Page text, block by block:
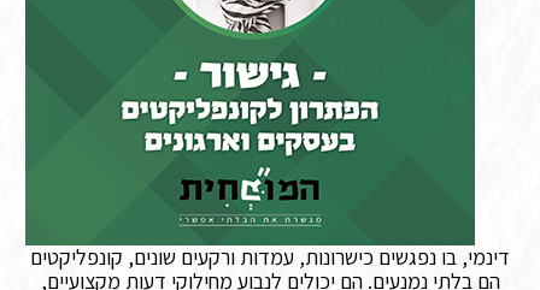
דינמי, בו נפגשים כישרונות, עמדות ורקעים שונים, קונפליקטים
הם בלתי נמנעים. הם יכולים לנבוע מחילוקי דעות מקצועיים,